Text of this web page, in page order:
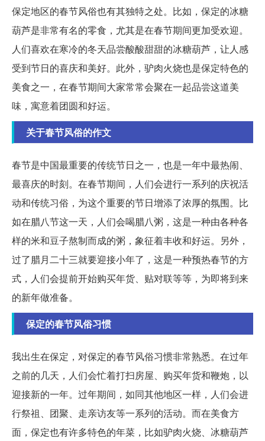
保定地区的春节风俗也有其独特之处。比如，保定的冰糖
葫芦是非常有名的零食，尤其是在春节期间更加受欢迎。
人们喜欢在寒冷的冬天品尝酸酸甜甜的冰糖葫芦，让人感
受到节日的喜庆和美好。此外，驴肉火烧也是保定特色的
美食之一，在春节期间大家常常会聚在一起品尝这道美
味，寓意着团圆和好运。
关于春节风俗的作文
春节是中国最重要的传统节日之一，也是一年中最热闹、
最喜庆的时刻。在春节期间，人们会进行一系列的庆祝活
动和传统习俗，为这个重要的节日增添了浓厚的氛围。比
如在腊八节这一天，人们会喝腊八粥，这是一种由各种各
样的米和豆子熬制而成的粥，象征着丰收和好运。另外，
过了腊月二十三就要迎接小年了，这是一种预热春节的方
式，人们会提前开始购买年货、贴对联等等，为即将到来
的新年做准备。
保定的春节风俗习惯
我出生在保定，对保定的春节风俗习惯非常熟悉。在过年
之前的几天，人们会忙着打扫房屋、购买年货和鞭炮，以
迎接新的一年。过年期间，如同其他地区一样，人们会进
行祭祖、团聚、走亲访友等一系列的活动。而在美食方
面，保定也有许多特色的年菜，比如驴肉火烧、冰糖葫芦